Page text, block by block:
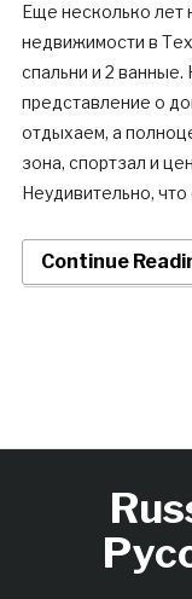
Еще несколько лет
недвижимости в
спальни и 2
представление о
отдыхаем, а
зона, спортзал и
Неудивительно,
Continue